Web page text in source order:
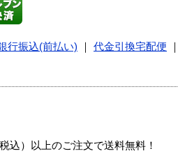
行振込(前払い) 代金引換宅配便
込）以上のご注文で送料無料！